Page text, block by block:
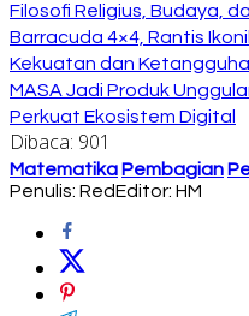
Filosofi Religius, Budaya,
Barracuda 4×4, Rantis
Kekuatan dan
MASA Jadi Produk
Perkuat Ekosistem Digital
Dibaca: 901
Matematika Pembagian
Penulis: RedEditor: HM